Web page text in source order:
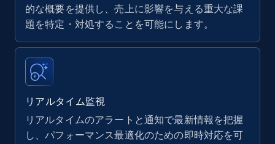
Amazon products - find products by using
upc numbers
Title, Seller name, Brand, Description, Initial
price, Currency, Availability, Reviews count, and
more.
35.3K+ 5.7K+
的な概要を提供し、売上に影響を与える重大な課
題を特定・対処することを可能にします。
リアルタイム監視
リアルタイムのアラートと通知で最新情報を把握
し、パフォーマンス最適化のための即時対応を可